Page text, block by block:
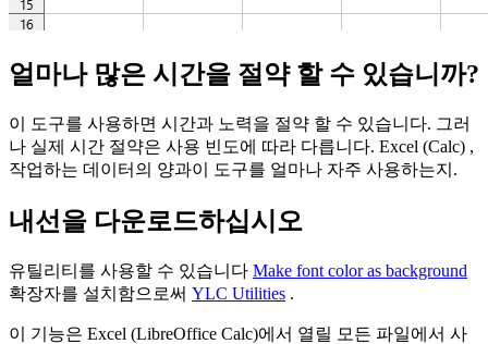
얼마나 많은 시간을 절약 할 수 있습니까?
이 도구를 사용하면 시간과 노력을 절약 할 수 있습니다. 그러
나 실제 시간 절약은 사용 빈도에 따라 다릅니다. Excel (Calc) ,
작업하는 데이터의 양과이 도구를 얼마나 자주 사용하는지.
내선을 다운로드하십시오
유틸리티를 사용할 수 있습니다 Make font color as background
확장자를 설치함으로써 YLC Utilities .
이 기능은 Excel (LibreOffice Calc)에서 열릴 모든 파일에서 사